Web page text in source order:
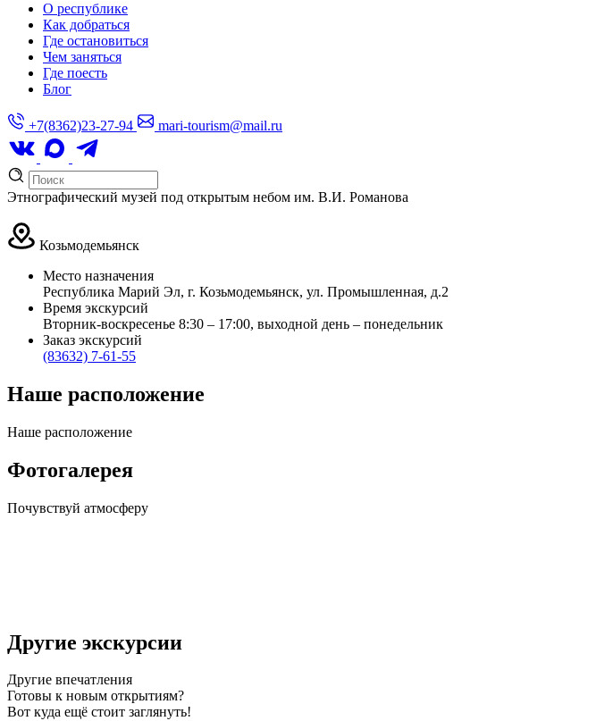
О республике
Как добраться
Где остановиться
Чем заняться
Где поесть
Блог
+7(8362)23-27-94 mari-tourism@mail.ru
Этнографический музей под открытым небом им. В.И. Романова
Козьмодемьянск
Место назначения
Республика Марий Эл, г. Козьмодемьянск, ул. Промышленная, д.2
Время экскурсий
Вторник-воскресенье 8:30 – 17:00, выходной день – понедельник
Заказ экскурсий
(83632) 7-61-55
Наше расположение
Наше расположение
Фотогалерея
Почувствуй атмосферу
Другие экскурсии
Другие впечатления
Готовы к новым открытиям?
Вот куда ещё стоит заглянуть!